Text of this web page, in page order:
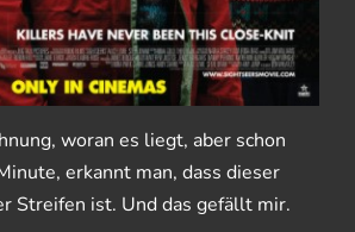
woran es liegt, aber schon
erkannt man, dass dieser
Streifen ist. Und das gefällt mir.